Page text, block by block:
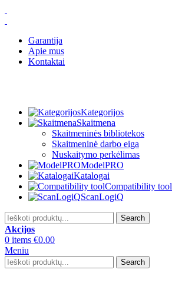
Garantija
Apie mus
Kontaktai
Kategorijos
Skaitmena
Skaitmeninės bibliotekos
Skaitmeninė darbo eiga
Nuskaitymo perkėlimas
ModelPRO
Katalogai
Compatibility tool
ScanLogiQ
Search
Akcijos
0 items €0.00
Meniu
Search